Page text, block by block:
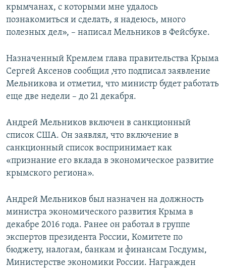
крымчанах, с которыми мне удалось
познакомиться и сделать, я надеюсь, много
полезных дел», – написал Мельников в Фейсбуке.
Назначенный Кремлем глава правительства Крыма
Сергей Аксенов сообщил ,что подписал заявление
Мельникова и отметил, что министр будет работать
еще две недели – до 21 декабря.
Андрей Мельников включен в санкционный
список США. Он заявлял, что включение в
санкционный список воспринимает как
«признание его вклада в экономическое развитие
крымского региона».
Андрей Мельников был назначен на должность
министра экономического развития Крыма в
декабре 2016 года. Ранее он работал в группе
экспертов президента России, Комитете по
бюджету, налогам, банкам и финансам Госдумы,
Министерстве экономики России. Награжден